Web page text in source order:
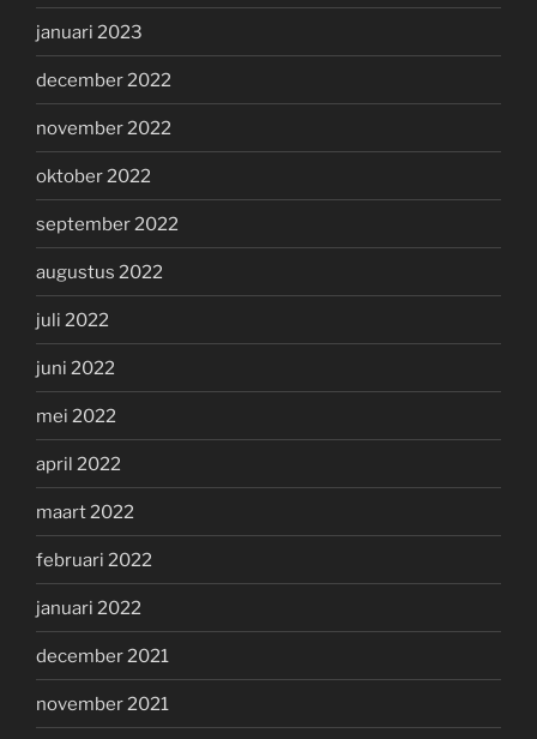
januari 2023
december 2022
november 2022
oktober 2022
september 2022
augustus 2022
juli 2022
juni 2022
mei 2022
april 2022
maart 2022
februari 2022
januari 2022
december 2021
november 2021